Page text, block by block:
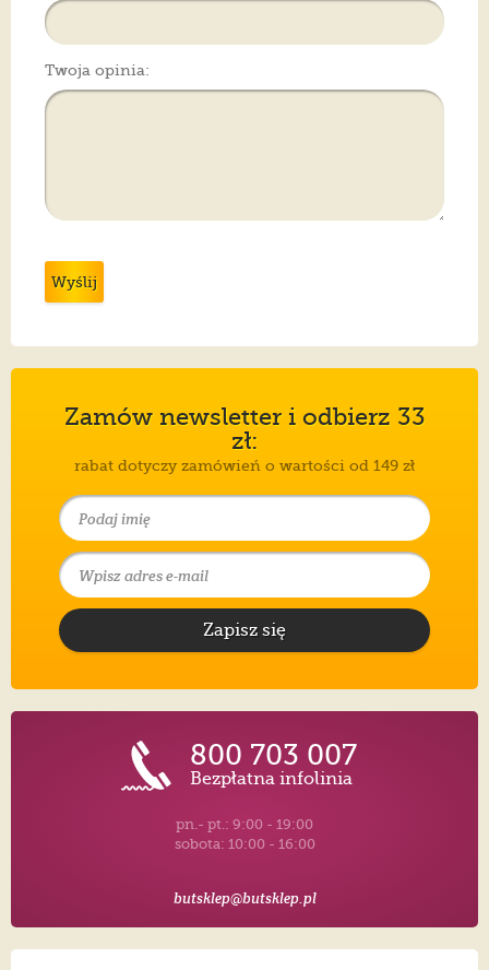
Twoja opinia:
Wyślij
Zamów newsletter i odbierz 33
zł:
rabat dotyczy zamówień o wartości od 149 zł
Zapisz się
800 703 007
Bezpłatna infolinia
pn.- pt.: 9:00 - 19:00
sobota: 10:00 - 16:00
butsklep@butsklep.pl